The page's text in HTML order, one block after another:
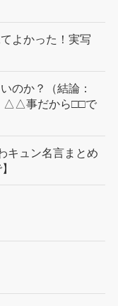
よかった！実写
のか？（結論：
△△事だから□□で
キュン名言まとめ